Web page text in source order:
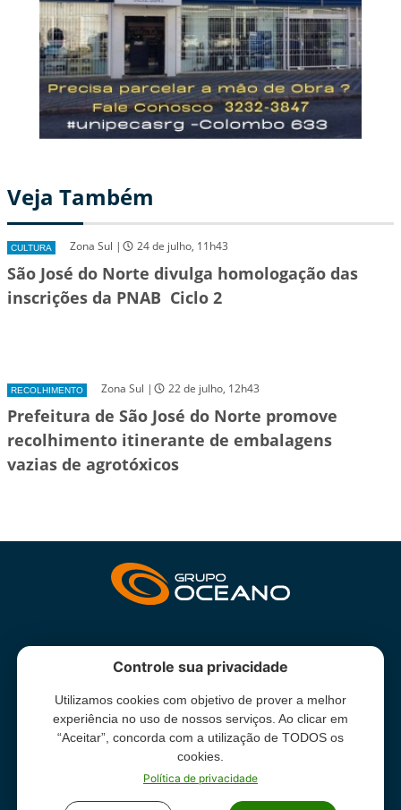
Veja Também
CULTURA Zona Sul | 24 de julho, 11h43
São José do Norte divulga homologação das
inscrições da PNAB  Ciclo 2
RECOLHIMENTO Zona Sul | 22 de julho, 12h43
Prefeitura de São José do Norte promove
recolhimento itinerante de embalagens
vazias de agrotóxicos
INSTITUCIONAL
Grupo Oceano - Todos direitos reservados -
Controle sua privacidade
Utilizamos cookies com objetivo de prover a melhor
experiência no uso de nossos serviços. Ao clicar em
“Aceitar”, concorda com a utilização de TODOS os
cookies.
Política de privacidade